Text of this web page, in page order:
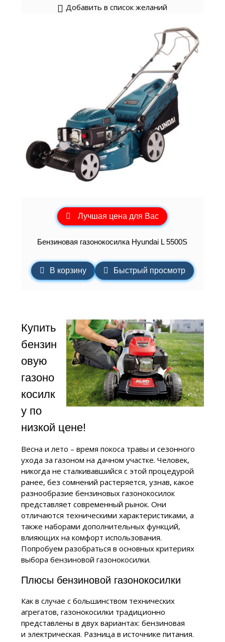
Добавить в список желаний
Лучшая цена для Вас
Бензиновая газонокосилка Hyundai L 5500S
В корзину Быстрый просмотр
Купить
бензин
овую
газоно
косилк
у по
низкой цене!
Весна и лето – время покоса травы и сезонного
ухода за газоном на дачном участке. Человек,
никогда не сталкивавшийся с этой процедурой
ранее, без сомнений растеряется, узнав, какое
разнообразие бензиновых газонокосилок
представляет современный рынок. Они
отличаются техническими характеристиками, а
также наборами дополнительных функций,
влияющих на комфорт использования.
Попробуем разобраться в основных критериях
выбора бензиновой газонокосилки.
Плюсы бензиновой газонокосилки
Как в случае с большинством технических
агрегатов, газонокосилки традиционно
представлены в двух вариантах: бензиновая
и электрическая. Разница в источнике питания.